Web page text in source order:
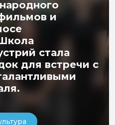
и
стала
для встречи с